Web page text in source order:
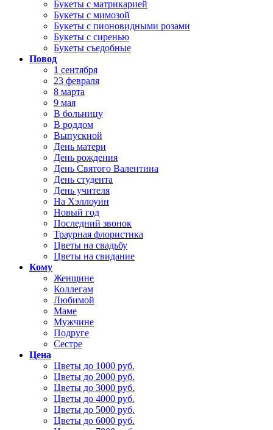
Букеты с матрикарией
Букеты с мимозой
Букеты с пионовидными розами
Букеты с сиренью
Букеты съедобные
Повод
1 сентября
23 февраля
8 марта
9 мая
В больницу
В роддом
Выпускной
День матери
День рождения
День Святого Валентина
День студента
День учителя
На Хэллоуин
Новый год
Последний звонок
Траурная флористика
Цветы на свадьбу
Цветы на свидание
Кому
Женщине
Коллегам
Любимой
Маме
Мужчине
Подруге
Сестре
Цена
Цветы до 1000 руб.
Цветы до 2000 руб.
Цветы до 3000 руб.
Цветы до 4000 руб.
Цветы до 5000 руб.
Цветы до 6000 руб.